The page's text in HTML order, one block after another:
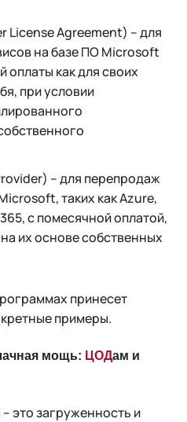
License Agreement) – для
на базе ПО Microsoft
оплаты как для своих
при условии
– для перепродаж
таких как Azure,
с помесячной оплатой,
их основе собственных
принесет
примеры.
мощь: ЦОДам и
это загруженность и